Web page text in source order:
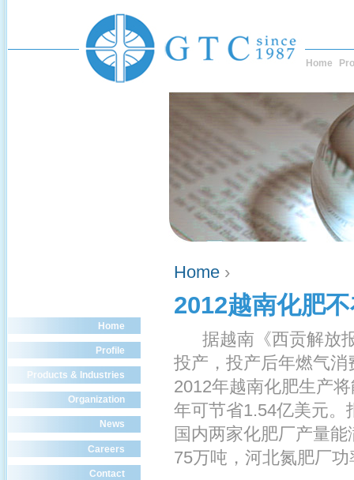
Home
Home ›
2012越南化肥
据越南《西贡解放报
投产，投产后年燃气
2012年越南化肥生产
年可节省1.54亿美元。
国内两家化肥厂产量
75万吨，河北氮肥厂
Home
Profile
Products & Industries
Organization
News
Careers
Contact